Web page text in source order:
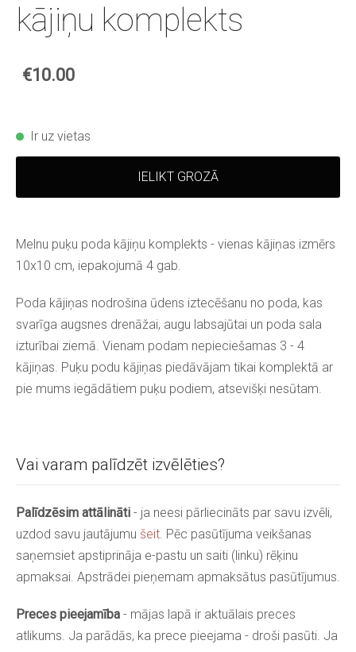
Vai varam palīdzēt izvēlēties?
Palīdzēsim attālināti - ja neesi pārliecināts par savu izvēli,
uzdod savu jautājumu šeit. Pēc pasūtījuma veikšanas
saņemsiet apstiprināja e-pastu un saiti (linku) rēķinu
apmaksai. Apstrādei pieņemam apmaksātus pasūtījumus.
Preces pieejamība - mājas lapā ir aktuālais preces
atlikums. Ja parādās, ka prece pieejama - droši pasūti. Ja
kājiņu komplekts
€10.00
Ir uz vietas
IELIKT GROZĀ
Melnu puķu poda kājiņu komplekts - vienas kājiņas izmērs
10x10 cm, iepakojumā 4 gab.
Poda kājiņas nodrošina ūdens iztecēšanu no poda, kas
svarīga augsnes drenāžai, augu labsajūtai un poda sala
izturībai ziemā. Vienam podam nepieciešamas 3 - 4
kājiņas. Puķu podu kājiņas piedāvājam tikai komplektā ar
pie mums iegādātiem puķu podiem, atsevišķi nesūtam.